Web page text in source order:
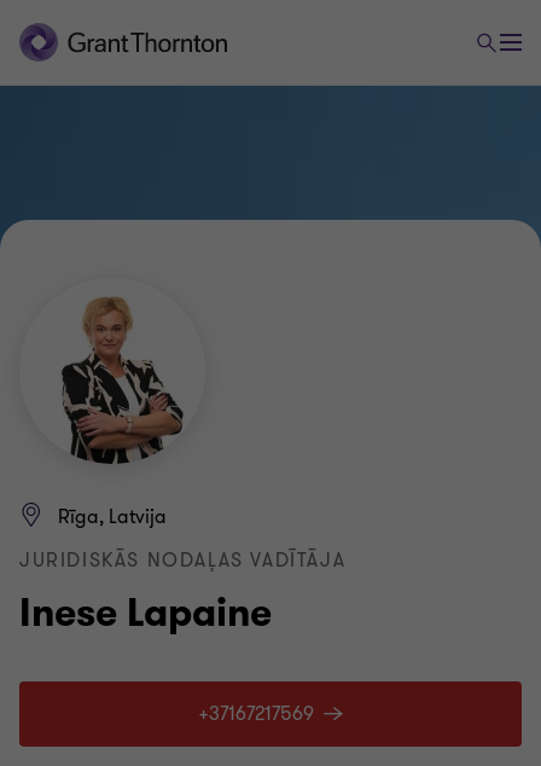
Inese Lapaine
Rīga, Latvija
JURIDISKĀS NODAĻAS VADĪTĀJA
+37167217569